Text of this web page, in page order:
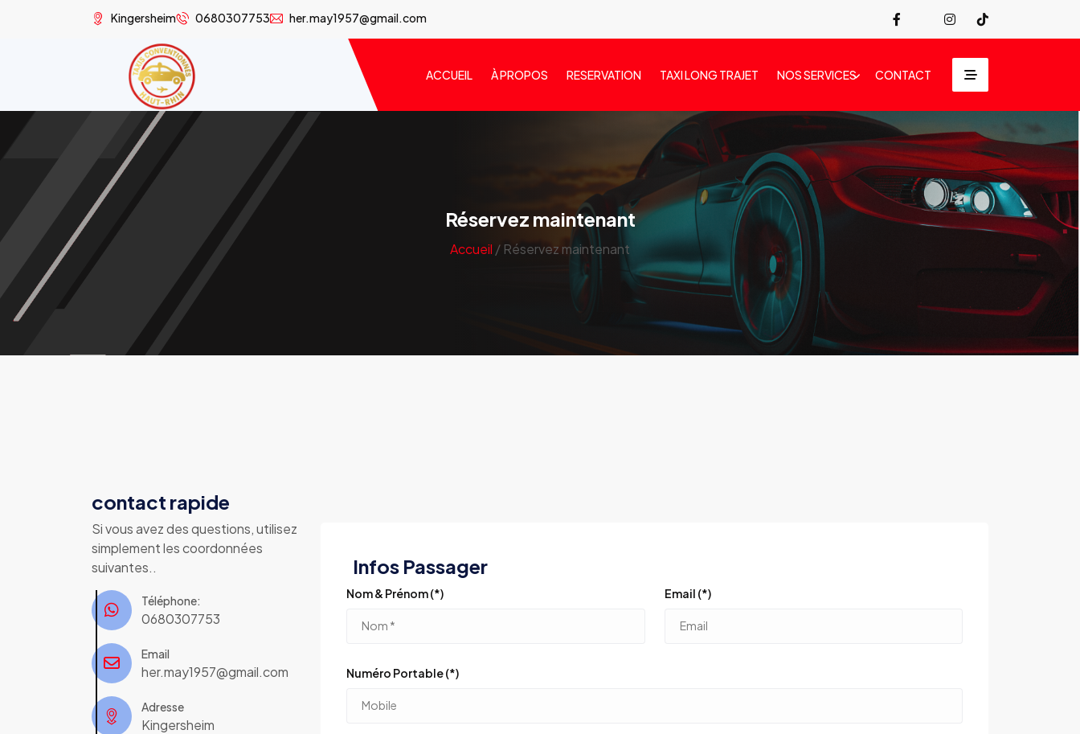
Kingersheim 0680307753 her.may1957@gmail.com
ACCUEIL À PROPOS RESERVATION TAXI LONG TRAJET NOS SERVICES CONTACT
Réservez maintenant
Accueil / Réservez maintenant
contact rapide
Si vous avez des questions, utilisez
simplement les coordonnées
suivantes..
Téléphone:
0680307753
Email
her.may1957@gmail.com
Adresse
Kingersheim
Infos Passager
Nom & Prénom (*) Email (*)
Numéro Portable (*)